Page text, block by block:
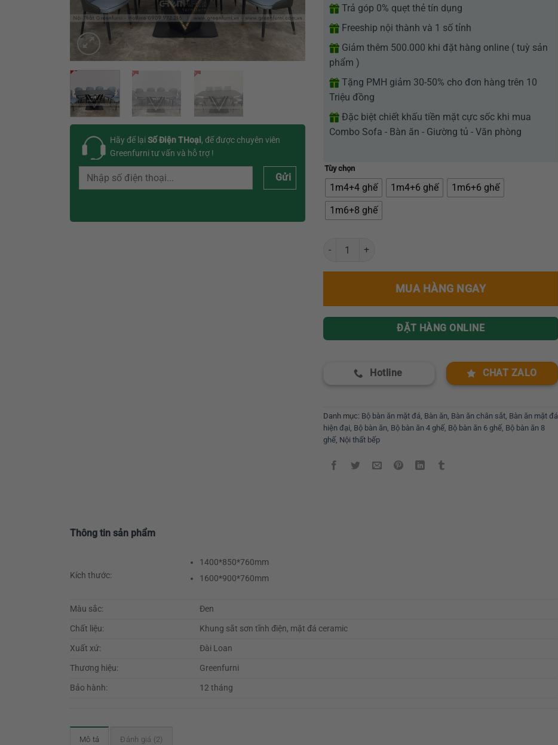
Hãy để lạiSố Điện THoại, để được chuyên viên
Greenfurni tư vấn và hỗ trợ !
Gửi
Trả góp 0% quẹt thẻ tín dụng
Freeship nội thành và 1 số tỉnh
Giảm thêm 500.000 khi đặt hàng online ( tuỳ sản
phẩm )
Tặng PMH giảm 30-50% cho đơn hàng trên 10
Triệu đồng
Đặc biệt chiết khấu tiền mặt cực sốc khi mua
Combo Sofa - Bàn ăn - Giường tủ - Văn phòng
Tùy chọn
1m4+4 ghế 1m4+6 ghế
1m6+6 ghế
1m6+8 ghế
Bộ bàn ăn chân sắt mặt đá Ceramic - GR018 số lượng
MUA HÀNG NGAY
ĐẶT HÀNG ONLINE
Hotline CHAT ZALO
Danh mục: Bộ bàn ăn mặt đá Bàn ăn, Bàn ăn chân sắt, Bàn ăn mặt đá
hiện đại Bộ bàn ăn, Bộ bàn ăn 4 ghế, Bộ bàn ăn 6 ghế, Bộ bàn ăn 8
ghế, Nội thất bếp
Thông tin sản phẩm
Kích thước:
1400*850*760mm
1600*900*760mm
Màu sắc:
Đen
Chất liệu:
Khung sắt sơn tĩnh điện, mặt đá ceramic
Xuất xứ:
Đài Loan
Thương hiệu:
Greenfurni
Bảo hành:
12 tháng
Mô tả Đánh giá (2)